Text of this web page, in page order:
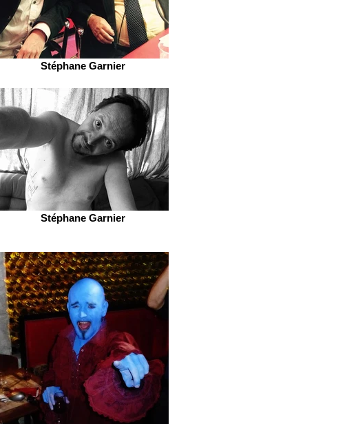
Stéphane Garnier
Stéphane Garnier